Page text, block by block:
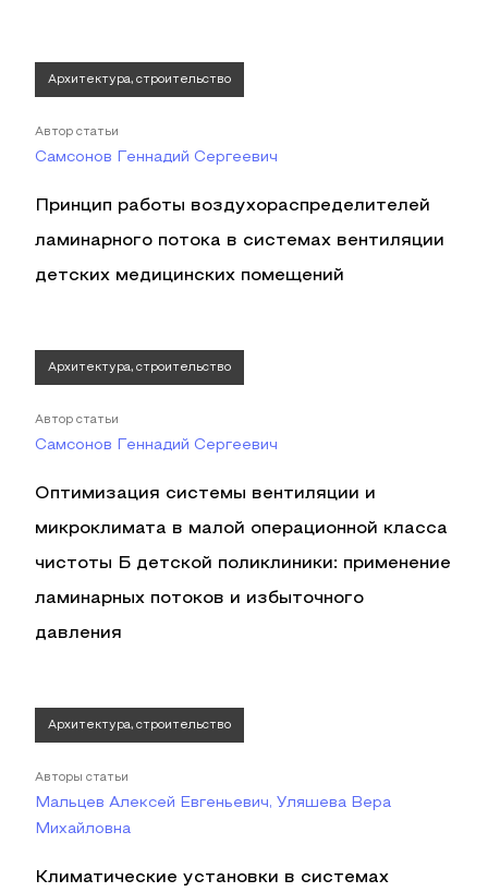
Архитектура, строительство
Автор статьи
Самсонов Геннадий Сергеевич
Принцип работы воздухораспределителей
ламинарного потока в системах вентиляции
детских медицинских помещений
Архитектура, строительство
Автор статьи
Самсонов Геннадий Сергеевич
Оптимизация системы вентиляции и
микроклимата в малой операционной класса
чистоты Б детской поликлиники: применение
ламинарных потоков и избыточного
давления
Архитектура, строительство
Авторы статьи
Мальцев Алексей Евгеньевич, Уляшева Вера
Михайловна
Климатические установки в системах